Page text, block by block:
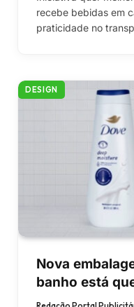
recebe bebidas em
praticidade no
DESIGN
Nova
banho está
Redação Portal